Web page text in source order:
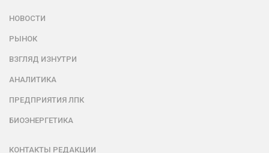
НОВОСТИ
РЫНОК
ВЗГЛЯД ИЗНУТРИ
АНАЛИТИКА
ПРЕДПРИЯТИЯ ЛПК
БИОЭНЕРГЕТИКА
КОНТАКТЫ РЕДАКЦИИ